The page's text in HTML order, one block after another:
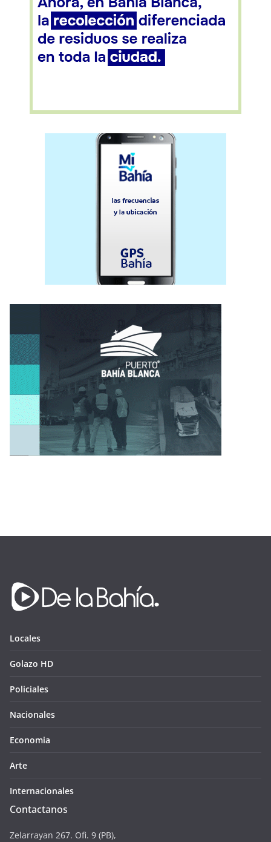
Locales
Golazo HD
Policiales
Nacionales
Economia
Arte
Internacionales
Contactanos
Zelarrayan 267. Ofi. 9 (PB),